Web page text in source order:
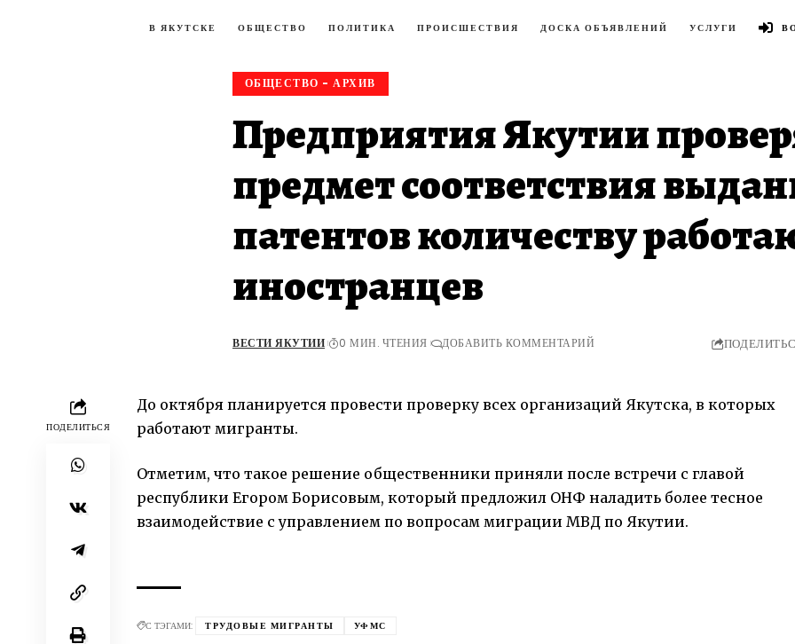
В ЯКУТСКЕ ОБЩЕСТВО ПОЛИТИКА ПРОИСШЕСТВИЯ ДОСКА ОБЪЯВЛЕНИЙ УСЛУГИ
ОБЩЕСТВО - АРХИВ
Предприятия Якутии
предмет соответствия
патентов количеству
иностранцев
ВЕСТИ ЯКУТИИ 0 МИН. ЧТЕНИЯ ДОБАВИТЬ КОММЕНТАРИЙ
ПОДЕЛИТЬСЯ
До октября планируется провести проверку всех организаций Якутска, в которых
работают мигранты.
Отметим, что такое решение общественники приняли после встречи с главой
республики Егором Борисовым, который предложил ОНФ наладить более тесное
взаимодействие с управлением по вопросам миграции МВД по Якутии.
С ТЭГАМИ: ТРУДОВЫЕ МИГРАНТЫ УФМС